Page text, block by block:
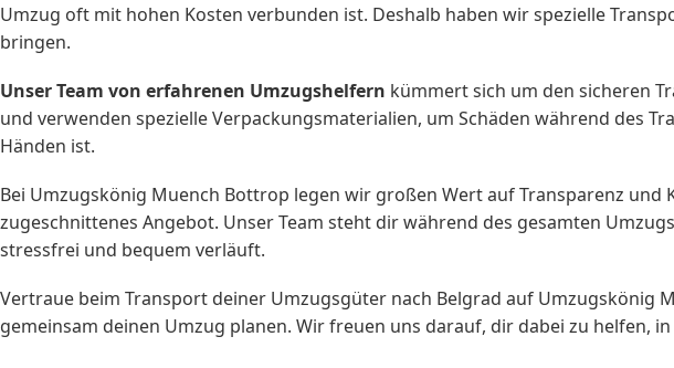
Umzug oft mit hohen Kosten verbunden ist. Deshalb haben wir spezielle
bringen.
Unser Team von erfahrenen Umzugshelfern kümmert sich um den sicheren
und verwenden spezielle Verpackungsmaterialien, um Schäden während des
Händen ist.
Bei Umzugskönig Muench Bottrop legen wir großen Wert auf Transparenz
zugeschnittenes Angebot. Unser Team steht dir während des gesamten
stressfrei und bequem verläuft.
Vertraue beim Transport deiner Umzugsgüter nach Belgrad auf Umzugskönig
gemeinsam deinen Umzug planen. Wir freuen uns darauf, dir dabei zu helfen,